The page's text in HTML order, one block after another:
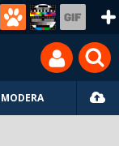
MODERA